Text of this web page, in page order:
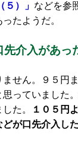
５）」 などを参
たようだ。
介入があっ
せん。９５円
っていました
た。
１０５円
が口先介入し